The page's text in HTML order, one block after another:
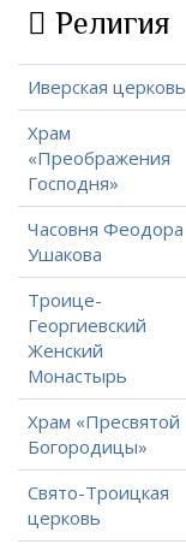
Религия
Иверская церковь
Храм
«Преображения
Господня»
Часовня Феодора
Ушакова
Троице-
Георгиевский
Женский
Монастырь
Храм «Пресвятой
Богородицы»
Свято-Троицкая
церковь